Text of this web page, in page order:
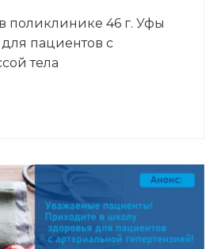
поликлинике 46 г. Уфы
пациентов с
тела